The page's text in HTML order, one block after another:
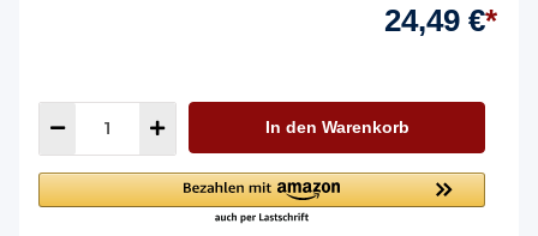
24,49 €*
In den Warenkorb